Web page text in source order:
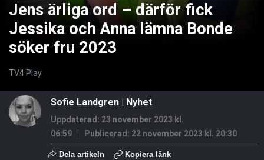
Jens ärliga ord – därför fick
Jessika och Anna lämna Bonde
söker fru 2023
TV4 Play
Sofie Landgren Nyhet
Uppdaterad: 23 november 2023 kl.
06:59
Publicerad: 22 november 2023 kl. 20:30
Dela artikeln Kopiera länk